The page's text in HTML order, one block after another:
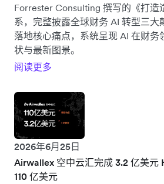
Forrester Consulting 撰写的《打造
系，完整披露全球财务 AI 转型三大
落地核心痛点，系统呈现 AI 在财务
状与最新图景。
阅读更多
2026年6月25日
Airwallex 空中云汇完成 3.2 亿美元
110 亿美元